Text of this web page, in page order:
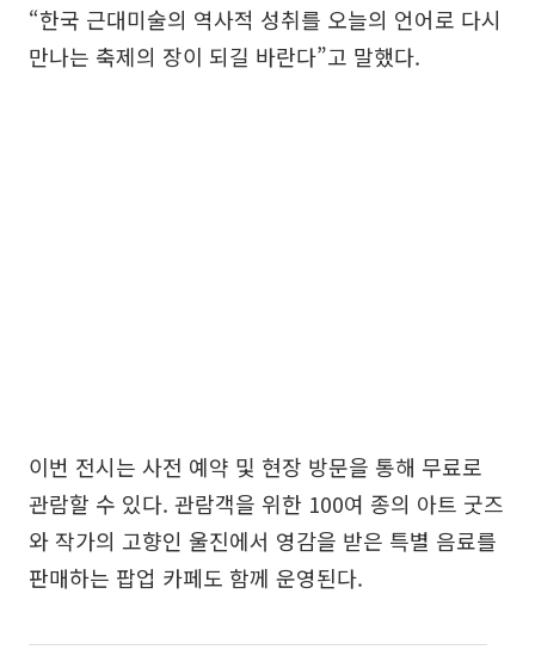
“한국 근대미술의 역사적 성취를 오늘의 언어로 다시
만나는 축제의 장이 되길 바란다”고 말했다.
이번 전시는 사전 예약 및 현장 방문을 통해 무료로
관람할 수 있다. 관람객을 위한 100여 종의 아트 굿즈
와 작가의 고향인 울진에서 영감을 받은 특별 음료를
판매하는 팝업 카페도 함께 운영된다.